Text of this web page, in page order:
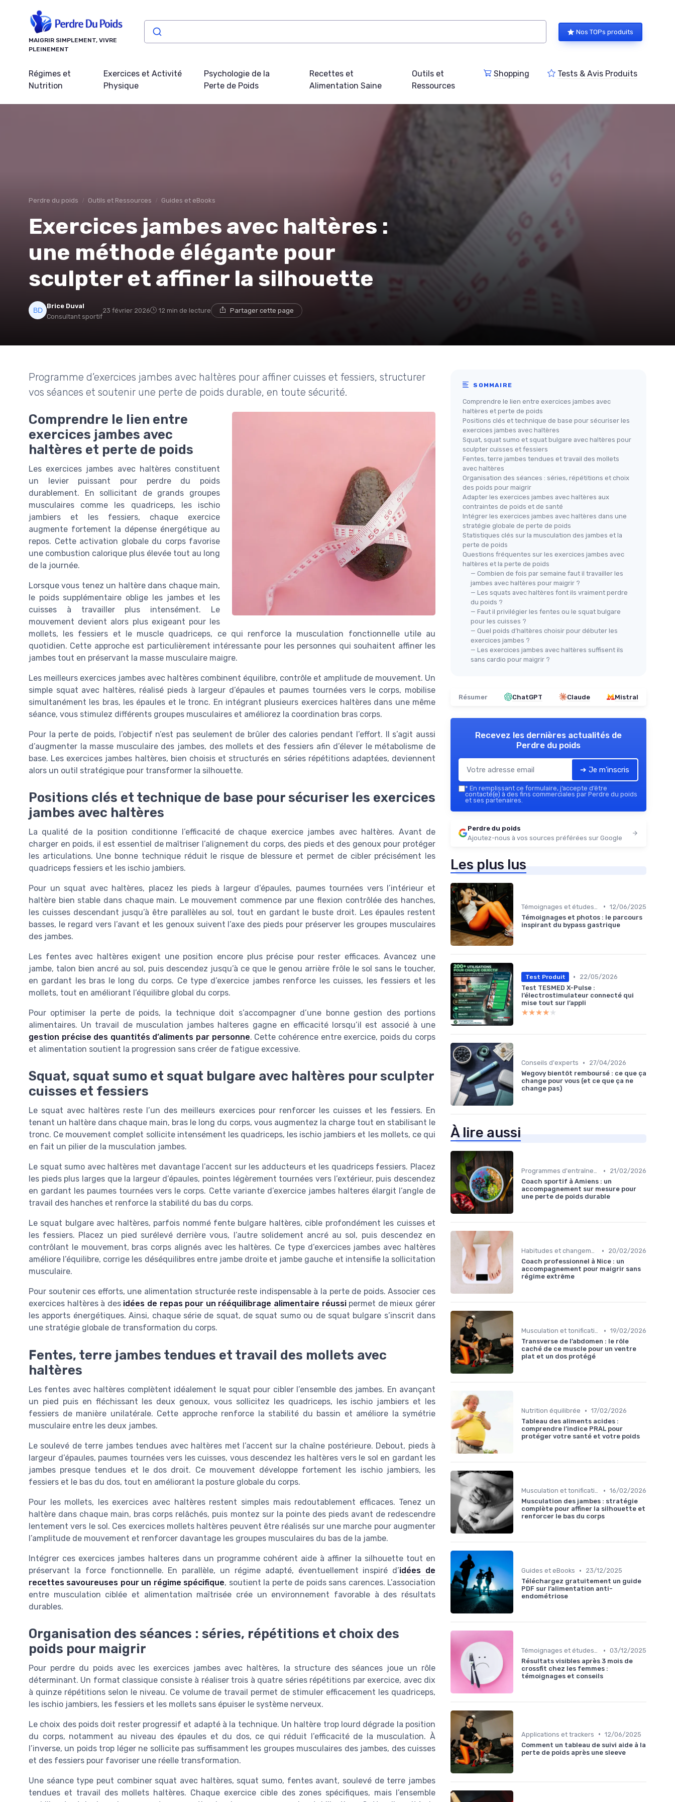
MAIGRIR SIMPLEMENT, VIVRE
PLEINEMENT
Nos TOPs produits
Régimes et
Nutrition
Exercices et Activité
Physique
Psychologie de la
Perte de Poids
Recettes et
Alimentation Saine
Outils et
Ressources
Shopping Tests & Avis Produits
Perdre du poids Outils et Ressources Guides et eBooks
Exercices jambes avec haltères :
une méthode élégante pour
sculpter et affiner la silhouette
Brice Duval
Consultant sportif
23 février 2026 12 min de lecture Partager cette page
Programme d’exercices jambes avec haltères pour affiner cuisses et fessiers, structurer
vos séances et soutenir une perte de poids durable, en toute sécurité.
Comprendre le lien entre
exercices jambes avec
haltères et perte de poids
Les exercices jambes avec haltères constituent
un levier puissant pour perdre du poids
durablement. En sollicitant de grands groupes
musculaires comme les quadriceps, les ischio
jambiers et les fessiers, chaque exercice
augmente fortement la dépense énergétique au
repos. Cette activation globale du corps favorise
une combustion calorique plus élevée tout au long
de la journée.
Lorsque vous tenez un haltère dans chaque main,
le poids supplémentaire oblige les jambes et les
cuisses à travailler plus intensément. Le
mouvement devient alors plus exigeant pour les
mollets, les fessiers et le muscle quadriceps, ce qui renforce la musculation fonctionnelle utile au
quotidien. Cette approche est particulièrement intéressante pour les personnes qui souhaitent affiner les
jambes tout en préservant la masse musculaire maigre.
Les meilleurs exercices jambes avec haltères combinent équilibre, contrôle et amplitude de mouvement. Un
simple squat avec haltères, réalisé pieds à largeur d’épaules et paumes tournées vers le corps, mobilise
simultanément les bras, les épaules et le tronc. En intégrant plusieurs exercices haltères dans une même
séance, vous stimulez différents groupes musculaires et améliorez la coordination bras corps.
Pour la perte de poids, l’objectif n’est pas seulement de brûler des calories pendant l’effort. Il s’agit aussi
d’augmenter la masse musculaire des jambes, des mollets et des fessiers afin d’élever le métabolisme de
base. Les exercices jambes haltères, bien choisis et structurés en séries répétitions adaptées, deviennent
alors un outil stratégique pour transformer la silhouette.
Positions clés et technique de base pour sécuriser les exercices
jambes avec haltères
La qualité de la position conditionne l’efficacité de chaque exercice jambes avec haltères. Avant de
charger en poids, il est essentiel de maîtriser l’alignement du corps, des pieds et des genoux pour protéger
les articulations. Une bonne technique réduit le risque de blessure et permet de cibler précisément les
quadriceps fessiers et les ischio jambiers.
Pour un squat avec haltères, placez les pieds à largeur d’épaules, paumes tournées vers l’intérieur et
haltère bien stable dans chaque main. Le mouvement commence par une flexion contrôlée des hanches,
les cuisses descendant jusqu’à être parallèles au sol, tout en gardant le buste droit. Les épaules restent
basses, le regard vers l’avant et les genoux suivent l’axe des pieds pour préserver les groupes musculaires
des jambes.
Les fentes avec haltères exigent une position encore plus précise pour rester efficaces. Avancez une
jambe, talon bien ancré au sol, puis descendez jusqu’à ce que le genou arrière frôle le sol sans le toucher,
en gardant les bras le long du corps. Ce type d’exercice jambes renforce les cuisses, les fessiers et les
mollets, tout en améliorant l’équilibre global du corps.
Pour optimiser la perte de poids, la technique doit s’accompagner d’une bonne gestion des portions
alimentaires. Un travail de musculation jambes halteres gagne en efficacité lorsqu’il est associé à une
gestion précise des quantités d’aliments par personne. Cette cohérence entre exercice, poids du corps
et alimentation soutient la progression sans créer de fatigue excessive.
Squat, squat sumo et squat bulgare avec haltères pour sculpter
cuisses et fessiers
Le squat avec haltères reste l’un des meilleurs exercices pour renforcer les cuisses et les fessiers. En
tenant un haltère dans chaque main, bras le long du corps, vous augmentez la charge tout en stabilisant le
tronc. Ce mouvement complet sollicite intensément les quadriceps, les ischio jambiers et les mollets, ce qui
en fait un pilier de la musculation jambes.
Le squat sumo avec haltères met davantage l’accent sur les adducteurs et les quadriceps fessiers. Placez
les pieds plus larges que la largeur d’épaules, pointes légèrement tournées vers l’extérieur, puis descendez
en gardant les paumes tournées vers le corps. Cette variante d’exercice jambes halteres élargit l’angle de
travail des hanches et renforce la stabilité du bas du corps.
Le squat bulgare avec haltères, parfois nommé fente bulgare haltères, cible profondément les cuisses et
les fessiers. Placez un pied surélevé derrière vous, l’autre solidement ancré au sol, puis descendez en
contrôlant le mouvement, bras corps alignés avec les haltères. Ce type d’exercices jambes avec haltères
améliore l’équilibre, corrige les déséquilibres entre jambe droite et jambe gauche et intensifie la sollicitation
musculaire.
Pour soutenir ces efforts, une alimentation structurée reste indispensable à la perte de poids. Associer ces
exercices haltères à des idées de repas pour un rééquilibrage alimentaire réussipermet de mieux gérer
les apports énergétiques. Ainsi, chaque série de squat, de squat sumo ou de squat bulgare s’inscrit dans
une stratégie globale de transformation du corps.
Fentes, terre jambes tendues et travail des mollets avec
haltères
Les fentes avec haltères complètent idéalement le squat pour cibler l’ensemble des jambes. En avançant
un pied puis en fléchissant les deux genoux, vous sollicitez les quadriceps, les ischio jambiers et les
fessiers de manière unilatérale. Cette approche renforce la stabilité du bassin et améliore la symétrie
musculaire entre les deux jambes.
Le soulevé de terre jambes tendues avec haltères met l’accent sur la chaîne postérieure. Debout, pieds à
largeur d’épaules, paumes tournées vers les cuisses, vous descendez les haltères vers le sol en gardant les
jambes presque tendues et le dos droit. Ce mouvement développe fortement les ischio jambiers, les
fessiers et le bas du dos, tout en améliorant la posture globale du corps.
Pour les mollets, les exercices avec haltères restent simples mais redoutablement efficaces. Tenez un
haltère dans chaque main, bras corps relâchés, puis montez sur la pointe des pieds avant de redescendre
lentement vers le sol. Ces exercices mollets haltères peuvent être réalisés sur une marche pour augmenter
l’amplitude de mouvement et renforcer davantage les groupes musculaires du bas de la jambe.
Intégrer ces exercices jambes halteres dans un programme cohérent aide à affiner la silhouette tout en
préservant la force fonctionnelle. En parallèle, un régime adapté, éventuellement inspiré d’idées de
recettes savoureuses pour un régime spécifique, soutient la perte de poids sans carences. L’association
entre musculation ciblée et alimentation maîtrisée crée un environnement favorable à des résultats
durables.
Organisation des séances : séries, répétitions et choix des
poids pour maigrir
Pour perdre du poids avec les exercices jambes avec haltères, la structure des séances joue un rôle
déterminant. Un format classique consiste à réaliser trois à quatre séries répétitions par exercice, avec dix
à quinze répétitions selon le niveau. Ce volume de travail permet de stimuler efficacement les quadriceps,
les ischio jambiers, les fessiers et les mollets sans épuiser le système nerveux.
Le choix des poids doit rester progressif et adapté à la technique. Un haltère trop lourd dégrade la position
du corps, notamment au niveau des épaules et du dos, ce qui réduit l’efficacité de la musculation. À
l’inverse, un poids trop léger ne sollicite pas suffisamment les groupes musculaires des jambes, des cuisses
et des fessiers pour favoriser une réelle transformation.
Une séance type peut combiner squat avec haltères, squat sumo, fentes avant, soulevé de terre jambes
tendues et travail des mollets haltères. Chaque exercice cible des zones spécifiques, mais l’ensemble
SOMMAIRE
Comprendre le lien entre exercices jambes avec
haltères et perte de poids
Positions clés et technique de base pour sécuriser les
exercices jambes avec haltères
Squat, squat sumo et squat bulgare avec haltères pour
sculpter cuisses et fessiers
Fentes, terre jambes tendues et travail des mollets
avec haltères
Organisation des séances : séries, répétitions et choix
des poids pour maigrir
Adapter les exercices jambes avec haltères aux
contraintes de poids et de santé
Intégrer les exercices jambes avec haltères dans une
stratégie globale de perte de poids
Statistiques clés sur la musculation des jambes et la
perte de poids
Questions fréquentes sur les exercices jambes avec
haltères et la perte de poids
— Combien de fois par semaine faut il travailler les
jambes avec haltères pour maigrir ?
— Les squats avec haltères font ils vraiment perdre
du poids ?
— Faut il privilégier les fentes ou le squat bulgare
pour les cuisses ?
— Quel poids d’haltères choisir pour débuter les
exercices jambes ?
— Les exercices jambes avec haltères suffisent ils
sans cardio pour maigrir ?
Résumer ChatGPT Claude Mistral
Recevez les dernières actualités de
Perdre du poids
➔ Je m'inscris
* En remplissant ce formulaire, j’accepte d’être
contacté(e) à des fins commerciales par Perdre du poids
et ses partenaires.
Perdre du poids
Ajoutez-nous à vos sources préférées sur Google
Les plus lus
• 12/06/2025
Témoignages et photos : le parcours
inspirant du bypass gastrique
Test Produit •
22/05/2026
Test TESMED X-Pulse :
l’électrostimulateur connecté qui
mise tout sur l’appli
★★★★★
★★★★★
Conseils d'experts •
27/04/2026
Wegovy bientôt remboursé : ce que ça
change pour vous (et ce que ça ne
change pas)
À lire aussi
Programmes d'entraînement •
21/02/2026
Coach sportif à Amiens : un
accompagnement sur mesure pour
une perte de poids durable
Habitudes et changements de style de vie •
20/02/2026
Coach professionnel à Nice : un
accompagnement pour maigrir sans
régime extrême
Musculation et tonification • 19/02/2026
Transverse de l’abdomen : le rôle
caché de ce muscle pour un ventre
plat et un dos protégé
Nutrition équilibrée • 17/02/2026
Tableau des aliments acides :
comprendre l’indice PRAL pour
protéger votre santé et votre poids
Musculation et tonification • 16/02/2026
Musculation des jambes : stratégie
complète pour affiner la silhouette et
renforcer le bas du corps
Guides et eBooks •
23/12/2025
Téléchargez gratuitement un guide
PDF sur l’alimentation anti-
endométriose
Témoignages et études de cas • 03/12/2025
Résultats visibles après 3 mois de
crossfit chez les femmes :
témoignages et conseils
Applications et trackers • 12/06/2025
Comment un tableau de suivi aide à la
perte de poids après une sleeve